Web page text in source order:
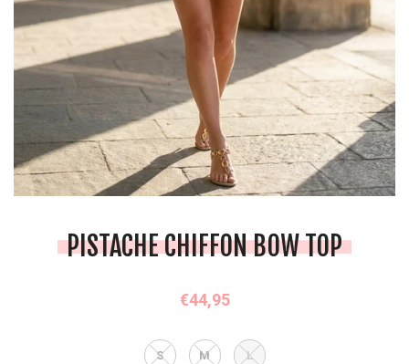
PISTACHE CHIFFON BOW TOP
€44,95
S M L